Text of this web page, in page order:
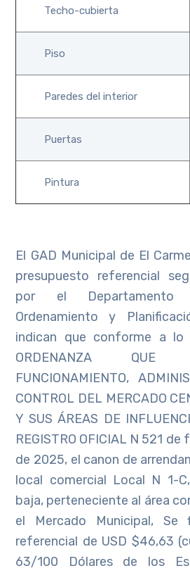
Techo-cubierta
Piso
Paredes del interior
Puertas
Pintura
El GAD Municipal de El
presupuesto referencial
por el Departamento
Ordenamiento y
indican que conforme a lo
ORDENANZA QUE
FUNCIONAMIENTO,
CONTROL DEL MERCADO
Y SUS ÁREAS DE
REGISTRO OFICIAL N 521
de 2025, el canon de
local comercial Local N 1-
baja, perteneciente al área
el Mercado Municipal,
referencial de USD $46,63
63/100 Dólares de los